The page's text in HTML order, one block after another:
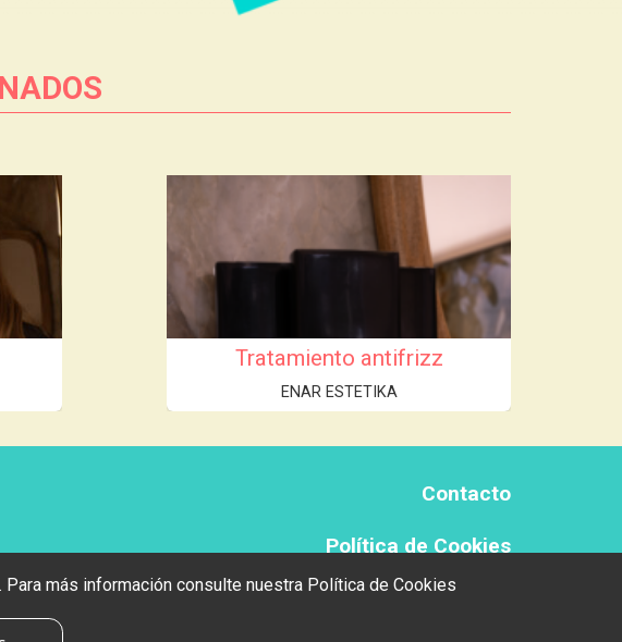
Tratamiento antifrizz
ENAR ESTETIKA
Contacto
Política de Cookies
Politica de privacidad
más información consulte nuestra Política de Cookies